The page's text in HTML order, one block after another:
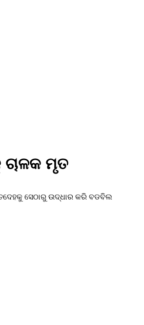
ଚାଳକ ମୃତ
ସେଠାରୁ ଉଦ୍ଧାର କରି ବଡବିଲ